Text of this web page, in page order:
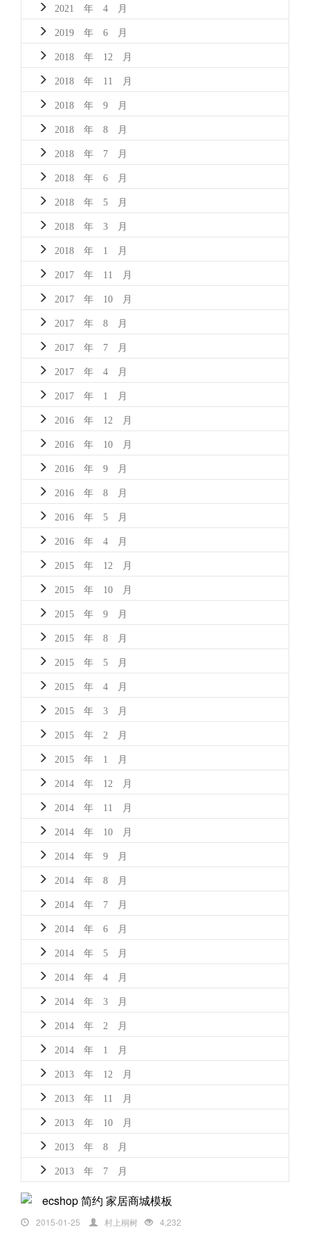
2021 年 4 月
2019 年 6 月
2018 年 12 月
2018 年 11 月
2018 年 9 月
2018 年 8 月
2018 年 7 月
2018 年 6 月
2018 年 5 月
2018 年 3 月
2018 年 1 月
2017 年 11 月
2017 年 10 月
2017 年 8 月
2017 年 7 月
2017 年 4 月
2017 年 1 月
2016 年 12 月
2016 年 10 月
2016 年 9 月
2016 年 8 月
2016 年 5 月
2016 年 4 月
2015 年 12 月
2015 年 10 月
2015 年 9 月
2015 年 8 月
2015 年 5 月
2015 年 4 月
2015 年 3 月
2015 年 2 月
2015 年 1 月
2014 年 12 月
2014 年 11 月
2014 年 10 月
2014 年 9 月
2014 年 8 月
2014 年 7 月
2014 年 6 月
2014 年 5 月
2014 年 4 月
2014 年 3 月
2014 年 2 月
2014 年 1 月
2013 年 12 月
2013 年 11 月
2013 年 10 月
2013 年 8 月
2013 年 7 月
ecshop 简约 家居商城模板
2015-01-25 村上桐树 4,232